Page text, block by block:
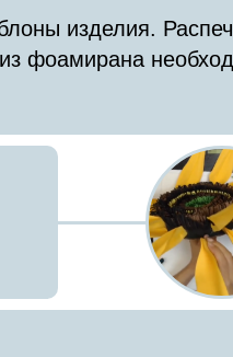
изделия.
фоамирана